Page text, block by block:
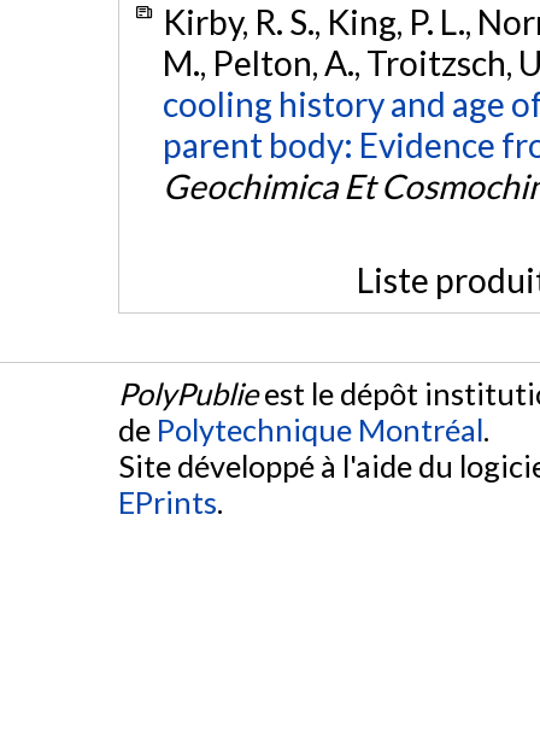
Kirby, R. S., King, P. L.,
M., Pelton, A., Troitzsch,
cooling history and age
parent body: Evidence
Geochimica Et
Liste
PolyPublieest le dépôt
de Polytechnique Montréal.
Site développé à l'aide du
EPrints.